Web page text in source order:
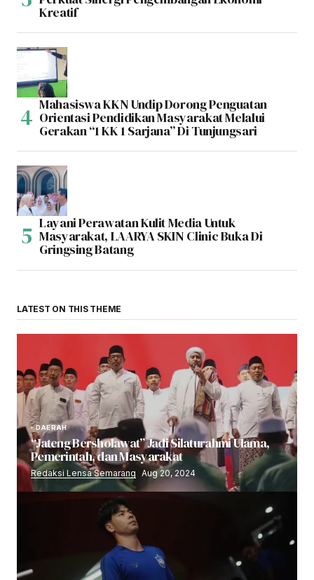
Kreatif
Mahasiswa KKN Undip Dorong Penguatan
Orientasi Pendidikan Masyarakat Melalui
Gerakan “1 KK 1 Sarjana” Di Tunjungsari
Layani Perawatan Kulit Media Untuk
Masyarakat, LAARYA SKIN Clinic Buka Di
Gringsing Batang
LATEST ON THIS THEME
DAERAH
“Jateng Bersholawat” Jadi Silaturahmi Ulama,
Pemerintah, dan Masyarakat
Redaksi Lensa Semarang Aug 20, 2024